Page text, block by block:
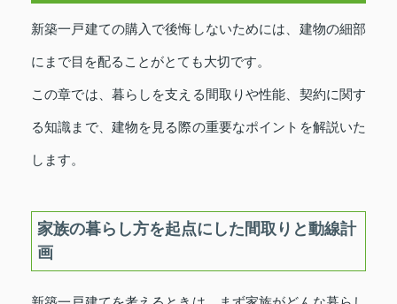
新築一戸建ての購入で後悔しないためには、建物の細部
にまで目を配ることがとても大切です。
この章では、暮らしを支える間取りや性能、契約に関す
る知識まで、建物を見る際の重要なポイントを解説いた
します。
家族の暮らし方を起点にした間取りと動線計
画